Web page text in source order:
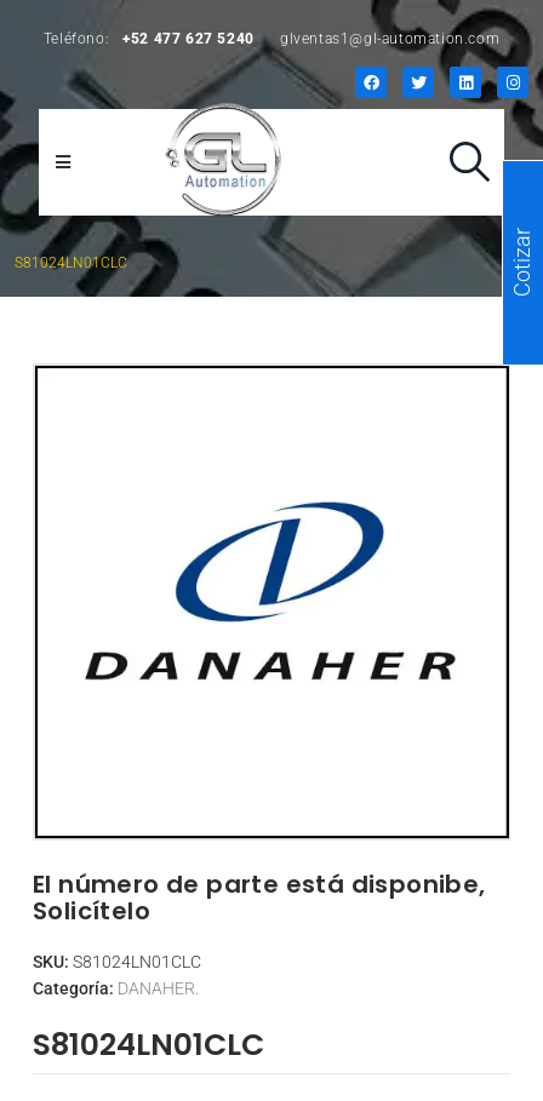
Teléfono: +52 477 627 5240 glventas1@gl-automation.com
S81024LN01CLC
El número de parte está disponibe,
Solicítelo
SKU: S81024LN01CLC
Categoría: DANAHER.
S81024LN01CLC
Cotizar